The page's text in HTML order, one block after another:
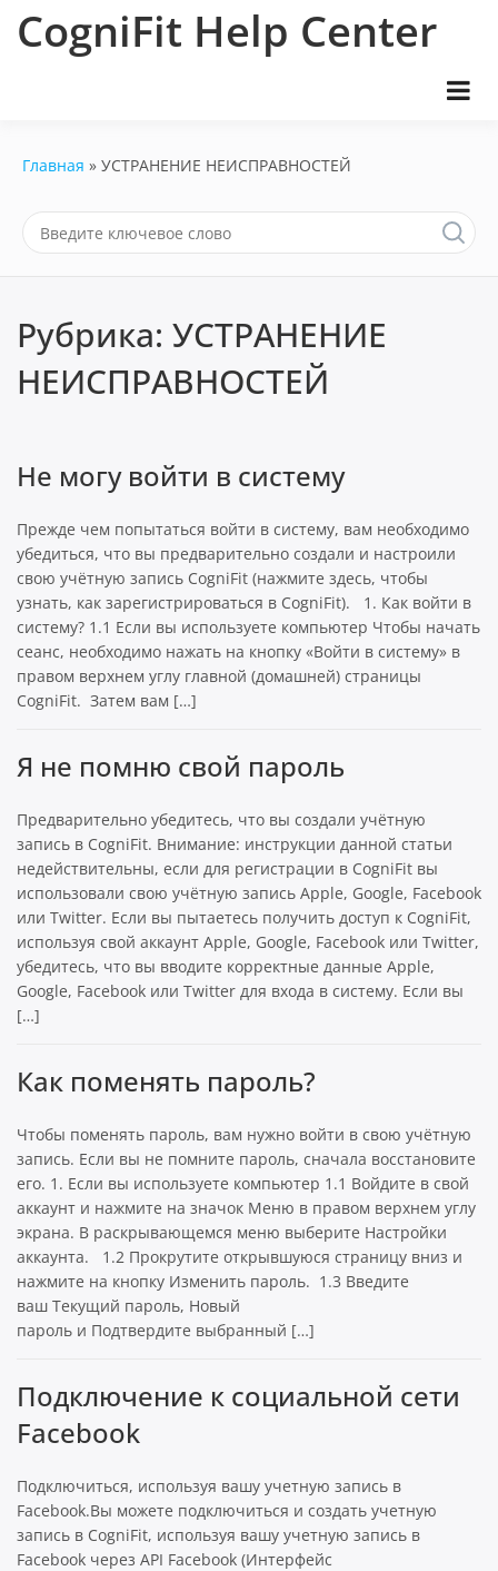
содержимому
CogniFit Help Center
Главная УСТРАНЕНИЕ НЕИСПРАВНОСТЕЙ
Рубрика: УСТРАНЕНИЕ
НЕИСПРАВНОСТЕЙ
Не могу войти в систему
Прежде чем попытаться войти в систему, вам необходимо
убедиться, что вы предварительно создали и настроили
свою учётную запись CogniFit (нажмите здесь, чтобы
узнать, как зарегистрироваться в CogniFit). 1. Как войти в
систему? 1.1 Если вы используете компьютер Чтобы начать
сеанс, необходимо нажать на кнопку «Войти в систему» в
правом верхнем углу главной (домашней) страницы
CogniFit. Затем вам […]
Я не помню свой пароль
Предварительно убедитесь, что вы создали учётную
запись в CogniFit. Внимание: инструкции данной статьи
недействительны, если для регистрации в CogniFit вы
использовали свою учётную запись Apple, Google, Facebook
или Twitter. Если вы пытаетесь получить доступ к CogniFit,
используя свой аккаунт Apple, Google, Facebook или Twitter,
убедитесь, что вы вводите корректные данные Apple,
Google, Facebook или Twitter для входа в систему. Если вы
[…]
Как поменять пароль?
Чтобы поменять пароль, вам нужно войти в свою учётную
запись. Если вы не помните пароль, сначала восстановите
его. 1. Если вы используете компьютер 1.1 Войдите в свой
аккаунт и нажмите на значок Меню в правом верхнем углу
экрана. В раскрывающемся меню выберите Настройки
аккаунта. 1.2 Прокрутите открывшуюся страницу вниз и
нажмите на кнопку Изменить пароль. 1.3 Введите
ваш Текущий пароль, Новый
пароль и Подтвердите выбранный […]
Подключение к социальной сети
Facebook
Подключиться, используя вашу учетную запись в
Facebook.Вы можете подключиться и создать учетную
запись в CogniFit, используя вашу учетную запись в
Facebook через API Facebook (Интерфейс